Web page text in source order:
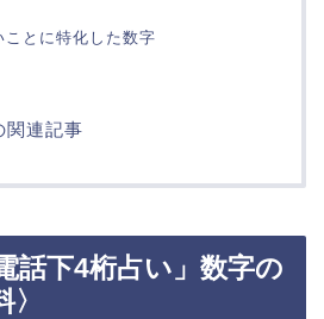
とに特化した数字
関連記事
話下4桁占い」数字の